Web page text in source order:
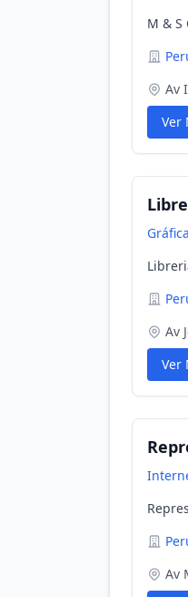
M & S
Av
Ver
Av
Ver
Av